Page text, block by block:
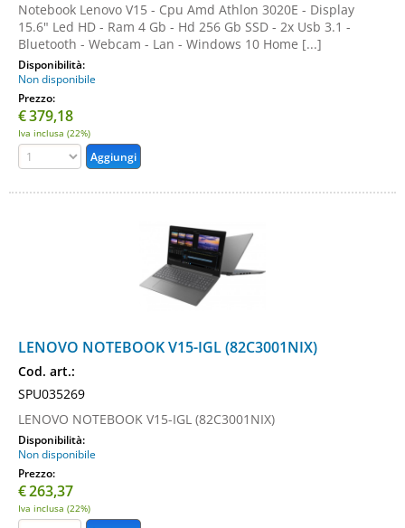
Notebook Lenovo V15 - Cpu Amd Athlon 3020E - Display
15.6" Led HD - Ram 4 Gb - Hd 256 Gb SSD - 2x Usb 3.1 -
Bluetooth - Webcam - Lan - Windows 10 Home [...]
Disponibilità:
Non disponibile
Prezzo:
€379,18
Iva inclusa (22%)
LENOVO NOTEBOOK V15-IGL (82C3001NIX)
Cod. art.:
SPU035269
LENOVO NOTEBOOK V15-IGL (82C3001NIX)
Disponibilità:
Non disponibile
Prezzo:
€263,37
Iva inclusa (22%)